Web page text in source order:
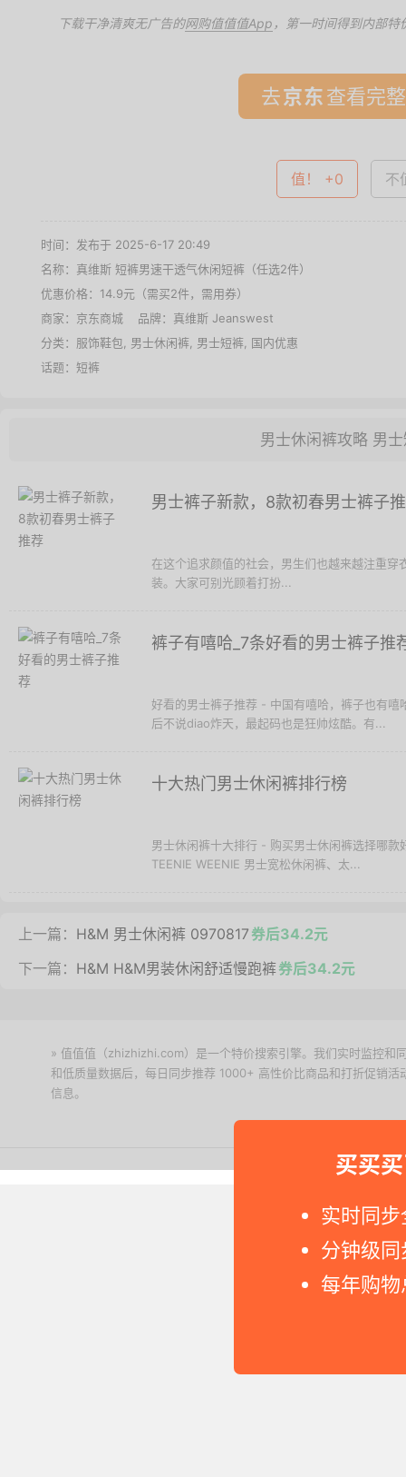
买买
实时同
分钟级
每年购
下载干净清爽无广告的网购值值值App ，第一时间得到内部特
去 查看完
值！ +0 不
时间：发布于 2025-6-17 20:49
名称： 真维斯 短裤男速干透气休闲短裤（任选2件）
优惠价格： 14.9元（需买2件，需用券）
商家： 京东商城 品牌： 真维斯 Jeanswest
分类： 服饰鞋包 男士休闲裤 男士短裤 国内优惠
话题： 短裤
男士休闲裤攻略 男
男士裤子新款，8款初春男士裤子
在这个追求颜值的社会，男生们也越来越注重
装。大家可别光顾着打扮...
裤子有嘻哈_7条好看的男士裤子推
好看的男士裤子推荐 - 中国有嘻哈，裤子也有
后不说diao炸天，最起码也是狂帅炫酷。有...
十大热门男士休闲裤排行榜
男士休闲裤十大排行 - 购买男士休闲裤选择哪
TEENIE WEENIE 男士宽松休闲裤、太...
上一篇： H&M 男士休闲裤 0970817券后34.2元
下一篇： H&M H&M男装休闲舒适慢跑裤券后34.2元
» 值值值（zhizhizhi.com）是一个特价搜索引擎。我们实时监控和
和低质量数据后，每日同步推荐 1000+ 高性价比商品和打折促销
信息。
Copyright © 2011-2026 网购